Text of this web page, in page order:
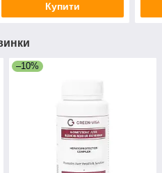
Купити
–10%